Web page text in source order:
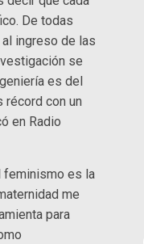
De todas
ingreso de las
se
es del
récord con un
en Radio
feminismo es la
me
para